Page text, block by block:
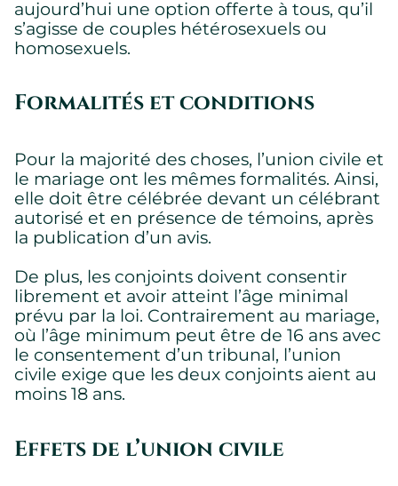
aujourd’hui une option offerte à tous, qu’il
s’agisse de couples hétérosexuels ou
homosexuels.
Formalités et conditions
Pour la majorité des choses, l’union civile et
le mariage ont les mêmes formalités. Ainsi,
elle doit être célébrée devant un célébrant
autorisé et en présence de témoins, après
la publication d’un avis.
De plus, les conjoints doivent consentir
librement et avoir atteint l’âge minimal
prévu par la loi. Contrairement au mariage,
où l’âge minimum peut être de 16 ans avec
le consentement d’un tribunal, l’union
civile exige que les deux conjoints aient au
moins 18 ans.
Effets de l’union civile